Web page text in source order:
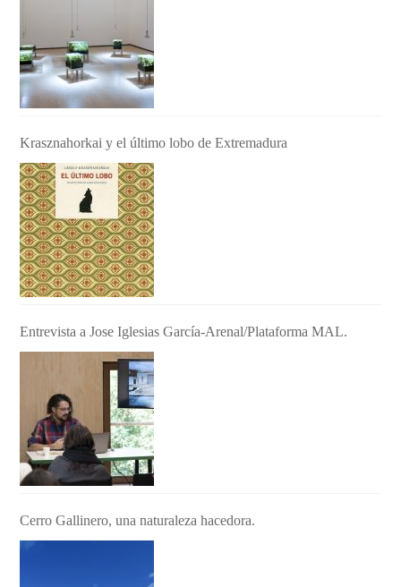
Krasznahorkai y el último lobo de Extremadura
Entrevista a Jose Iglesias García-Arenal/Plataforma MAL.
Cerro Gallinero, una naturaleza hacedora.